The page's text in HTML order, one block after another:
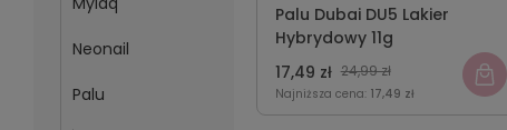
Neonail
Palu
Palu Dubai DU5 Lakier
Hybrydowy 11g
17,49 zł 24,99 zł
Najniższa cena: 17,49 zł